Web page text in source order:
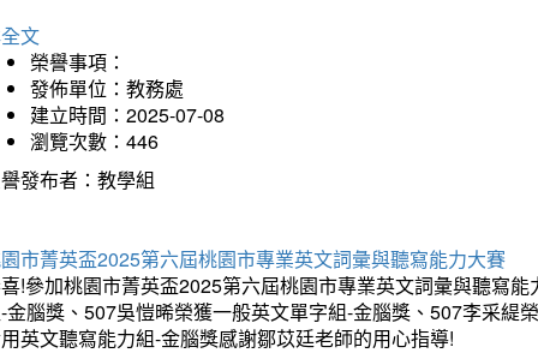
文
榮譽事項：
發佈單位：教務處
建立時間：2025-07-08
瀏覽次數：446
發布者：教學組
市菁英盃2025第六屆桃園市專業英文詞彙與聽寫能力大賽
!參加桃園市菁英盃2025第六屆桃園市專業英文詞彙與聽寫
金腦獎、507吳愷晞榮獲一般英文單字組-金腦獎、507李采緹
英文聽寫能力組-金腦獎感謝鄒苡廷老師的用心指導!